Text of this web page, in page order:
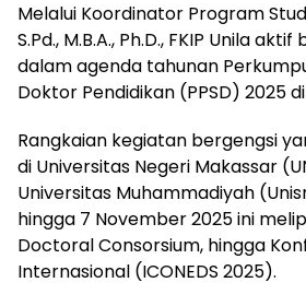
Melalui Koordinator Program
S.Pd., M.B.A., Ph.D., FKIP Unila
dalam agenda tahunan
Doktor Pendidikan (PPSD) 2025
Rangkaian kegiatan bergengsi
di Universitas Negeri Makassar
Universitas Muhammadiyah
hingga 7 November 2025 ini
Doctoral Consorsium, hingga
Internasional (ICONEDS 2025).